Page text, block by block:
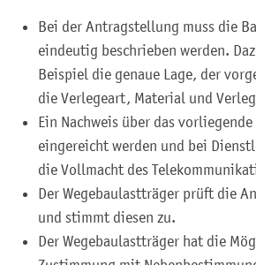
Bei der Antragstellung muss die
eindeutig beschrieben werden.
Beispiel die genaue Lage, der
die Verlegeart, Material und
Ein Nachweis über das vorliegende
eingereicht werden und bei
die Vollmacht des
Der Wegebaulastträger prüft die
und stimmt diesen zu.
Der Wegebaulastträger hat die